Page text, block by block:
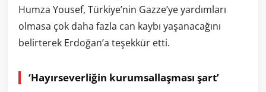
Humza Yousef, Türkiye’nin Gazze’ye yardımları
olmasa çok daha fazla can kaybı yaşanacağını
belirterek Erdoğan’a teşekkür etti.
‘Hayırseverliğin kurumsallaşması şart’